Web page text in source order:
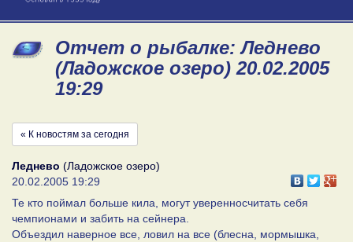
Отчет о рыбалке: Леднево
(Ладожское озеро) 20.02.2005
19:29
« К новостям за сегодня
Леднево (Ладожское озеро)
20.02.2005 19:29
Те кто поймал больше кила, могут уверенносчитать себя
чемпионами и забить на сейнера.
Объездил наверное все, ловил на все (блесна, мормышка,